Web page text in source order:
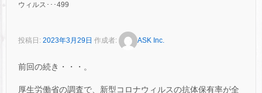
ウィルス･･･499
投稿日: 2023年3月29日 作成者: ASK Inc.
前回の続き・・・。
厚生労働省の調査で、新型コロナウィルスの抗体保有率が全